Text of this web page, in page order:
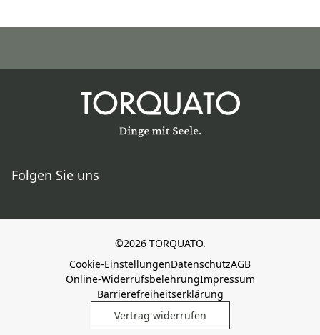
Folgen Sie uns
©2026 TORQUATO.
Cookie-EinstellungenDatenschutzAGB
Online-WiderrufsbelehrungImpressum
Barrierefreiheitserklärung
Vertrag widerrufen